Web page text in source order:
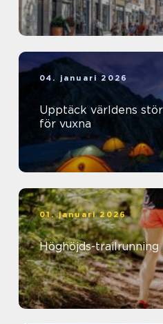
04. januari 2026
Upptäck världens
för vuxna
01. januari 2026
Höghöjds-